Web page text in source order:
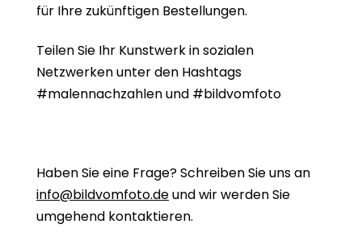
für Ihre zukünftigen Bestellungen.
Teilen Sie Ihr Kunstwerk in sozialen
Netzwerken unter den Hashtags
#malennachzahlen und #bildvomfoto
Haben Sie eine Frage? Schreiben Sie uns an
info@bildvomfoto.deund wir werden Sie
umgehend kontaktieren.